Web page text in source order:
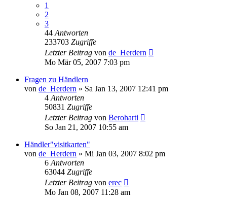
1
2
3
44 Antworten
233703 Zugriffe
Letzter Beitrag von de_Herdern
Mo Mär 05, 2007 7:03 pm
Fragen zu Händlern
von de_Herdern » Sa Jan 13, 2007 12:41 pm
4 Antworten
50831 Zugriffe
Letzter Beitrag von Beroharti
So Jan 21, 2007 10:55 am
Händler"visitkarten"
von de_Herdern » Mi Jan 03, 2007 8:02 pm
6 Antworten
63044 Zugriffe
Letzter Beitrag von erec
Mo Jan 08, 2007 11:28 am